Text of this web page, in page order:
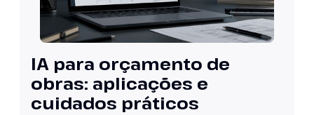
IA para orçamento de
obras: aplicações e
cuidados práticos